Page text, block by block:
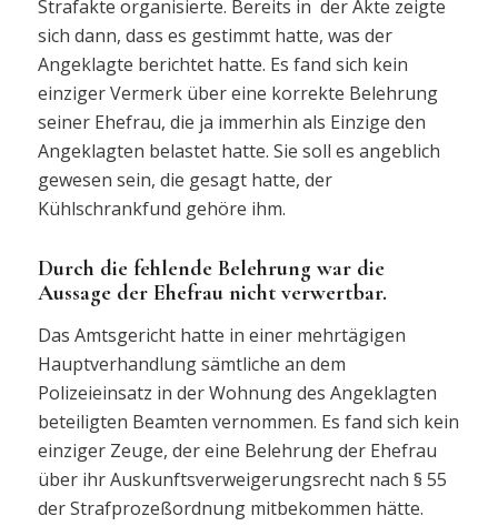
Strafakte organisierte. Bereits in der Akte zeigte
sich dann, dass es gestimmt hatte, was der
Angeklagte berichtet hatte. Es fand sich kein
einziger Vermerk über eine korrekte Belehrung
seiner Ehefrau, die ja immerhin als Einzige den
Angeklagten belastet hatte. Sie soll es angeblich
gewesen sein, die gesagt hatte, der
Kühlschrankfund gehöre ihm.
Durch die fehlende Belehrung war die
Aussage der Ehefrau nicht verwertbar.
Das Amtsgericht hatte in einer mehrtägigen
Hauptverhandlung sämtliche an dem
Polizeieinsatz in der Wohnung des Angeklagten
beteiligten Beamten vernommen. Es fand sich kein
einziger Zeuge, der eine Belehrung der Ehefrau
über ihr Auskunftsverweigerungsrecht nach § 55
der Strafprozeßordnung mitbekommen hätte.